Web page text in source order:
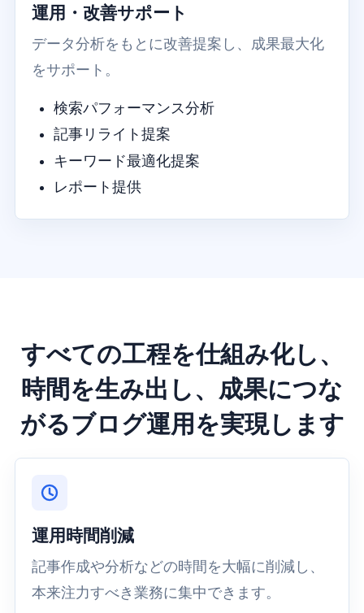
運用・改善サポート
データ分析をもとに改善提案し、成果最大化
をサポート。
検索パフォーマンス分析
記事リライト提案
キーワード最適化提案
レポート提供
すべての工程を仕組み化し、
時間を生み出し、成果につな
がるブログ運用を実現します
運用時間削減
記事作成や分析などの時間を大幅に削減し、
本来注力すべき業務に集中できます。